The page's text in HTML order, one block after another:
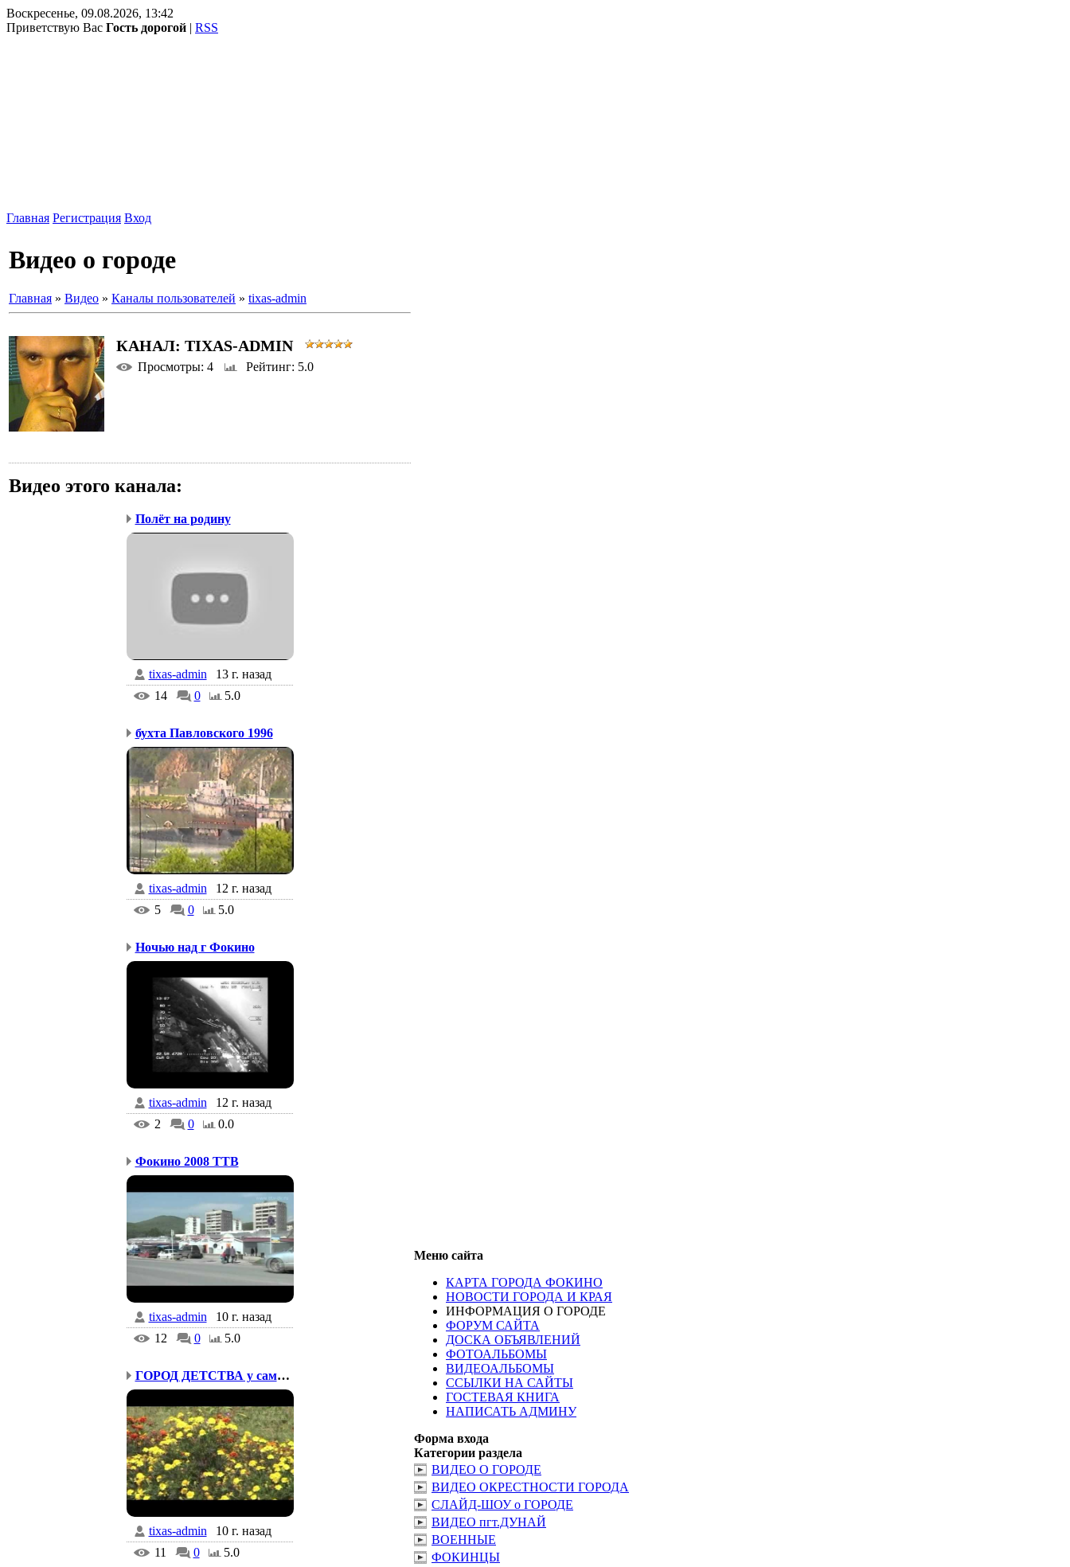
Воскресенье, 09.08.2026, 13:42
Приветствую Вас Гость дорогой | RSS
Главная Регистрация Вход
Видео о городе
Главная » Видео » Каналы пользователей » tixas-admin
КАНАЛ: TIXAS-ADMIN
Просмотры: 4 Рейтинг: 5.0
Видео этого канала:
Полёт на родину
tixas-admin
13 г. назад
14
0 5.0
бухта Павловского 1996
tixas-admin
12 г. назад
5
0 5.0
Ночью над г Фокино
tixas-admin
12 г. назад
2
0 0.0
Фокино 2008 ТТВ
tixas-admin
10 г. назад
12
0 5.0
ГОРОД ДЕТСТВА у самого ...
tixas-admin
10 г. назад
11
0 5.0
Меню сайта
КАРТА ГОРОДА ФОКИНО
НОВОСТИ ГОРОДА И КРАЯ
ИНФОРМАЦИЯ О ГОРОДЕ
ФОРУМ САЙТА
ДОСКА ОБЪЯВЛЕНИЙ
ФОТОАЛЬБОМЫ
ВИДЕОАЛЬБОМЫ
ССЫЛКИ НА САЙТЫ
ГОСТЕВАЯ КНИГА
НАПИСАТЬ АДМИНУ
Форма входа
Категории раздела
ВИДЕО О ГОРОДЕ
ВИДЕО ОКРЕСТНОСТИ ГОРОДА
СЛАЙД-ШОУ о ГОРОДЕ
ВИДЕО пгт.ДУНАЙ
ВОЕННЫЕ
ФОКИНЦЫ